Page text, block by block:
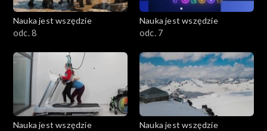
Nauka jest wszędzie
odc. 8
Nauka jest wszędzie
odc. 7
Nauka jest wszędzie
Nauka jest wszędzie